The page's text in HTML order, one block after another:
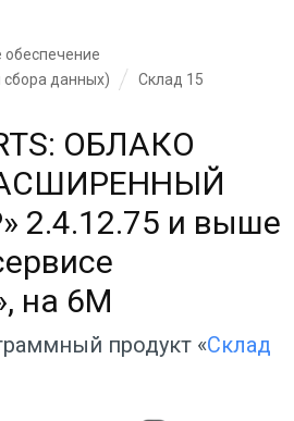
данных)
Склад 15
ОБЛАКО
2.4.12.75 и выше
на 6M
продукт «Склад